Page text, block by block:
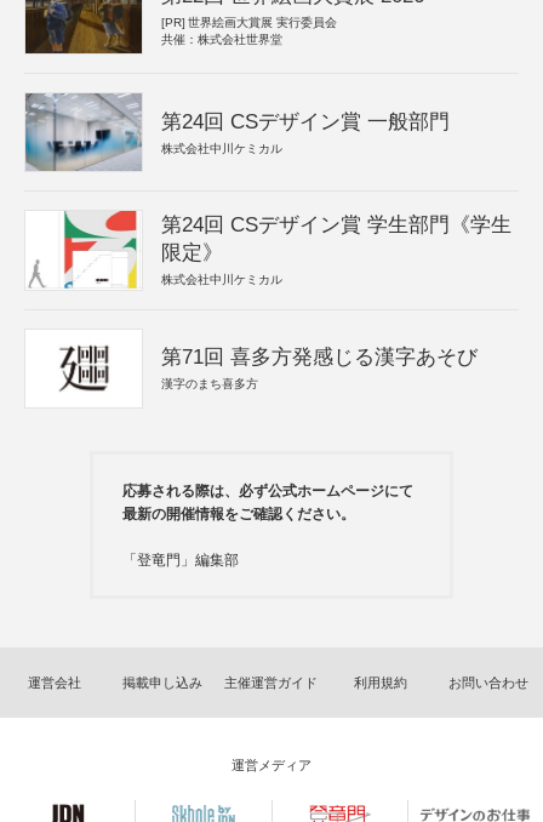
[PR] 世界絵画大賞展 実行委員会
共催：株式会社世界堂
第24回 CSデザイン賞 一般部門
株式会社中川ケミカル
第24回 CSデザイン賞 学生部門《学生
限定》
株式会社中川ケミカル
第71回 喜多方発感じる漢字あそび
漢字のまち喜多方
応募される際は、必ず公式ホームページにて
最新の開催情報をご確認ください。
「登竜門」編集部
運営会社 掲載申し込み 主催運営ガイド 利用規約 お問い合わせ
運営メディア